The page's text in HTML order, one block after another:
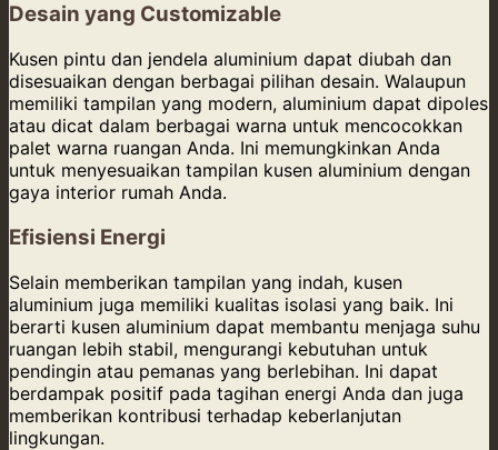
Desain yang Customizable
Kusen pintu dan jendela aluminium dapat diubah dan
disesuaikan dengan berbagai pilihan desain. Walaupun
memiliki tampilan yang modern, aluminium dapat dipoles
atau dicat dalam berbagai warna untuk mencocokkan
palet warna ruangan Anda. Ini memungkinkan Anda
untuk menyesuaikan tampilan kusen aluminium dengan
gaya interior rumah Anda.
Efisiensi Energi
Selain memberikan tampilan yang indah, kusen
aluminium juga memiliki kualitas isolasi yang baik. Ini
berarti kusen aluminium dapat membantu menjaga suhu
ruangan lebih stabil, mengurangi kebutuhan untuk
pendingin atau pemanas yang berlebihan. Ini dapat
berdampak positif pada tagihan energi Anda dan juga
memberikan kontribusi terhadap keberlanjutan
lingkungan.